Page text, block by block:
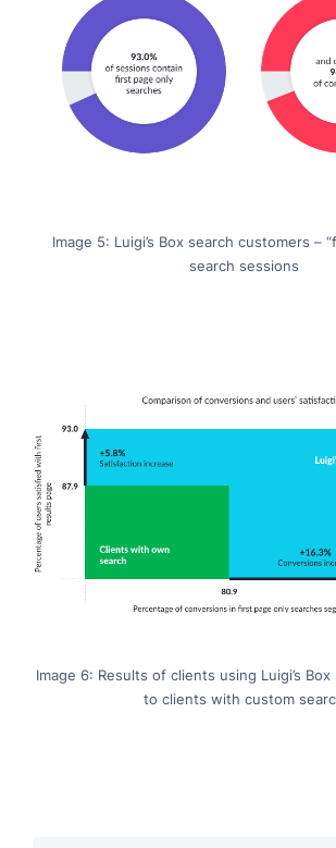
Image 5: Luigi’s Box search customers –
search sessions
Image 6: Results of clients using Luigi’s
to clients with custom